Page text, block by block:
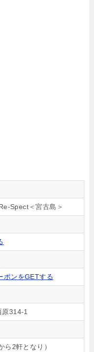
Spect＜宮古島＞
ポンをGETする
314-1
ら2軒となり）